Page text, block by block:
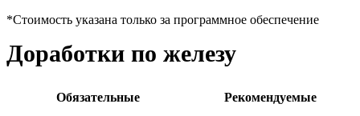
*Стоимость указана только за программное обеспечение
Доработки по железу
Обязательные Рекомендуемые